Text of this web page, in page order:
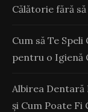
Călătorie fără
Cum să Te
pentru o Igienă
Albirea Dentară
și Cum Poate Fi